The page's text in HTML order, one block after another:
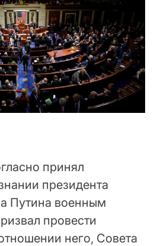
принял
президента
Путина военным
провести
него, Совета